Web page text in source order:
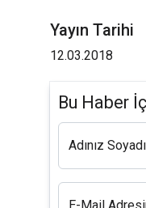
Yayın Tarihi
12.03.2018
Bu Haber
Adınız